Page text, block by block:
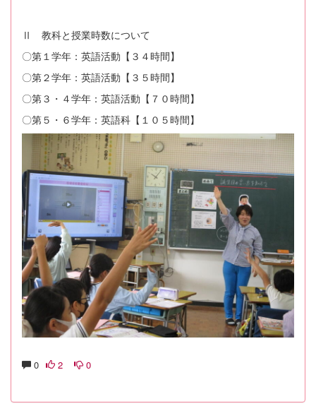
Ⅱ 教科と授業時数について
〇第１学年：英語活動【３４時間】
〇第２学年：英語活動【３５時間】
〇第３・４学年：英語活動【７０時間】
〇第５・６学年：英語科【１０５時間】
0 2 0